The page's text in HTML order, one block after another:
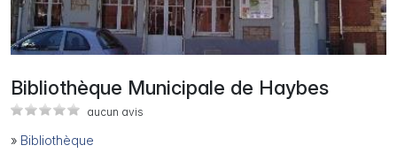
Bibliothèque Municipale de Haybes
aucun avis
» Bibliothèque